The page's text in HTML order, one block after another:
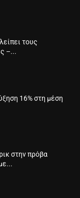
τους
–...
16% στη μέση
στην πρόβα